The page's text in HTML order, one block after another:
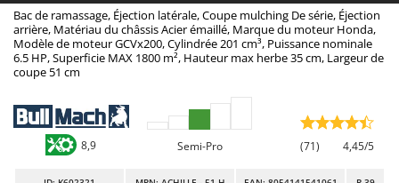
Aspirateurs - Balais Électriques
Aspirateurs à cendres
Aspirateurs à feuilles sur roues
Aspirateurs Multifonctions
Atomiseurs agricoles pour tracteurs
Aima
Airmec
AL-KO
Alce
Alpina
Bac de ramassage, Éjection latérale, Coupe mulching De série, Éjection
arrière, Matériau du châssis Acier émaillé, Marque du moteur Honda,
Modèle de moteur GCVx200, Cylindrée 201 cm³, Puissance nominale
6.5 HP, Superficie MAX 1800 m², Hauteur max herbe 35 cm, Largeur de
coupe 51 cm
8,9 Semi-Pro (71) 4,45/5